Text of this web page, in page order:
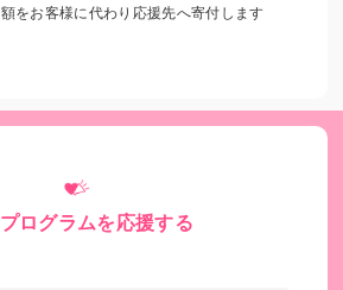
をお客様に代わり応援先へ寄付します
ログラムを応援する